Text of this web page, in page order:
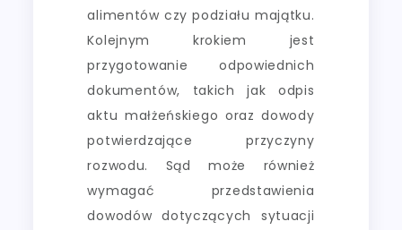
alimentów czy podziału majątku.
Kolejnym krokiem jest
przygotowanie odpowiednich
dokumentów, takich jak odpis
aktu małżeńskiego oraz dowody
potwierdzające przyczyny
rozwodu. Sąd może również
wymagać przedstawienia
dowodów dotyczących sytuacji